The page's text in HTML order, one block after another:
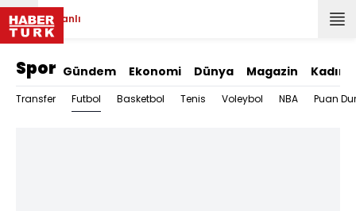
Canlı
Spor Gündem Ekonomi Dünya Magazin Kadın
Transfer Futbol Basketbol Tenis Voleybol NBA Puan